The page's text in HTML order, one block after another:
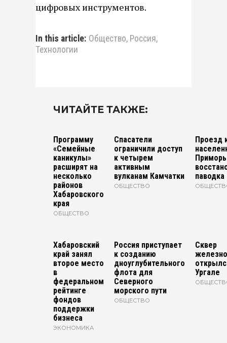
цифровых инструментов.
In this article: Общество, Россия,
Технологии
ЧИТАЙТЕ ТАКЖЕ:
Программу
«Семейные
каникулы»
расширят на
несколько
районов
Хабаровского
края
ОБЩЕСТВО
Спасатели
ограничили доступ
к четырем
активным
вулканам Камчатки
ОБЩЕСТВО
Проезд
паводка
Хабаровский
край занял
второе место
в
федеральном
рейтинге
фондов
поддержки
бизнеса
ЭКОНОМИКА
Россия приступает
к созданию
дноуглубительного
флота для
Северного
морского пути
ОБЩЕСТВО
Сквер
Ургале